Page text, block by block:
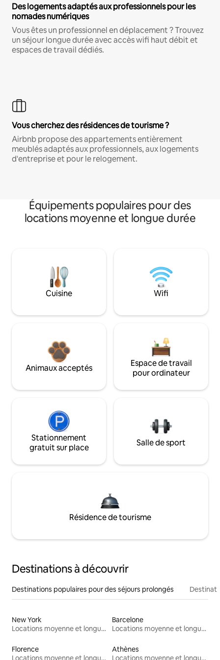
Des logements adaptés aux professionnels pour les
nomades numériques
Vous êtes un professionnel en déplacement ? Trouvez
un séjour longue durée avec accès wifi haut débit et
espaces de travail dédiés.
Vous cherchez des résidences de tourisme ?
Airbnb propose des appartements entièrement
meublés adaptés aux professionnels, aux logements
d'entreprise et pour le relogement.
Équipements populaires pour des
locations moyenne et longue durée
Cuisine Wifi
Animaux acceptés
Espace de travail
pour ordinateur
Stationnement
gratuit sur place
Salle de sport
Résidence de tourisme
Destinations à découvrir
Destinations populaires pour des séjours prolongés
New York
Locations moyenne et longue durée
Barcelone
Locations moyenne et longue durée
Florence
Locations moyenne et longue durée
Athènes
Locations moyenne et longue durée